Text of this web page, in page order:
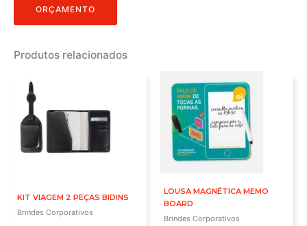
ORÇAMENTO
Produtos relacionados
KIT VIAGEM 2 PEÇAS BIDINS
Brindes Corporativos
LOUSA MAGNÉTICA MEMO
BOARD
Brindes Corporativos